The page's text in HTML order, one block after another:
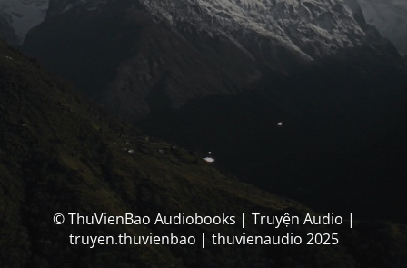
© ThuVienBao Audiobooks | Truyện Audio |
truyen.thuvienbao | thuvienaudio 2025